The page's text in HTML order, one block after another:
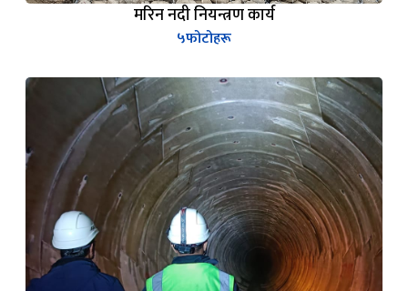
मरिन नदी नियन्त्रण कार्य
५फोटोहरू